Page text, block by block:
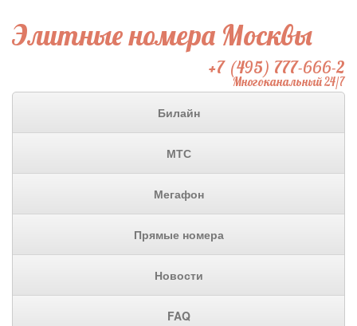
Элитные номера Москвы
+7 (495) 777-666-2
Многоканальный 24/7
Билайн
МТС
Мегафон
Прямые номера
Новости
FAQ